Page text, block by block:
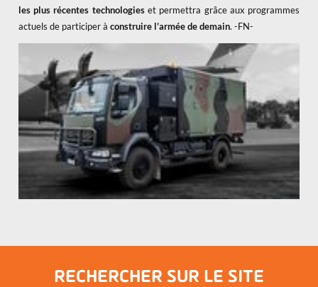
les plus récentes technologieset permettra grâce aux programmes
actuels de participer à construire l’armée de demain. -FN-
RECHERCHER SUR LE SITE